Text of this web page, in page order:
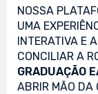
NOSSA
UMA
INTERATIVA E
CONCILIAR A
GRADUAÇÃO
ABRIR MÃO DA